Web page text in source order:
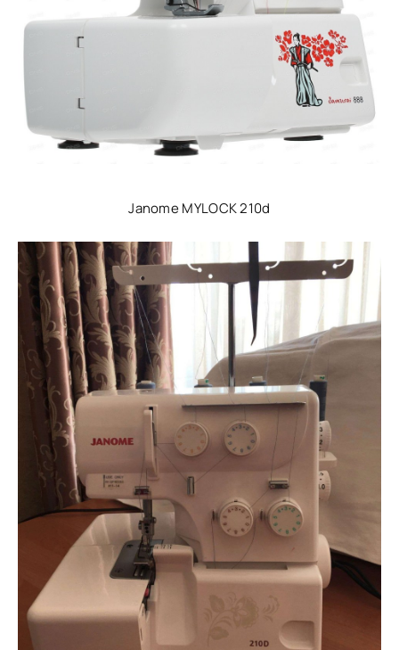
Janome MYLOCK 210d